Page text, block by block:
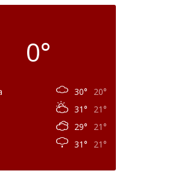
0°
30°
20°
31°
21°
29°
21°
31° 21°